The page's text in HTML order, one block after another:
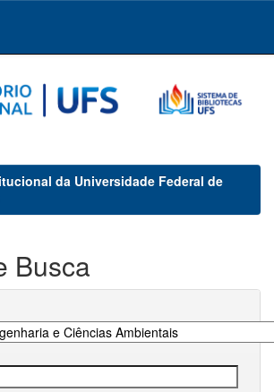
da Universidade Federal de
Busca